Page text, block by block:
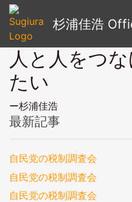
杉浦佳浩
プロ
人と人をつ
たい
ー杉浦佳浩
最新記事
自民党の税制調査会
自民党の税制調査会
自民党の税制調査会